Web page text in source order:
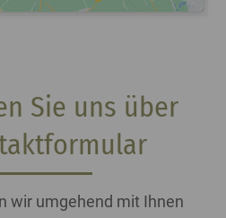
Sie uns über
wir umgehend mit Ihnen